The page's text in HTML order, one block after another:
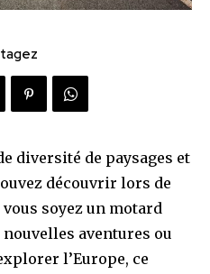
diversité de paysages et
découvrir lors de
vous soyez un motard
aventures ou
l’Europe, ce